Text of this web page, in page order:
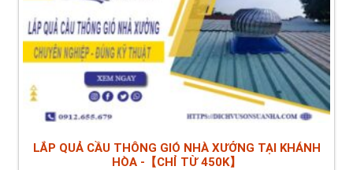
LẮP QUẢ CẦU THÔNG GIÓ NHÀ XƯỞNG TẠI KHÁNH
HÒA -【CHỈ TỪ 450K】